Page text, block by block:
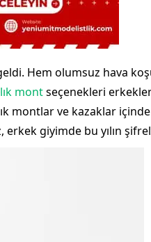
Hem olumsuz hava
montseçenekleri
montlar ve kazaklar
erkek giyimde bu yılın